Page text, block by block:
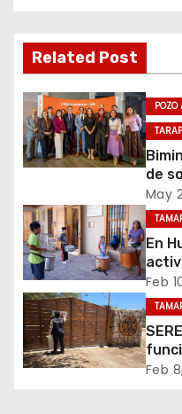
g
a
c
i
ó
n
d
e
e
Related Post
POZO
de
May
En
Feb
Feb